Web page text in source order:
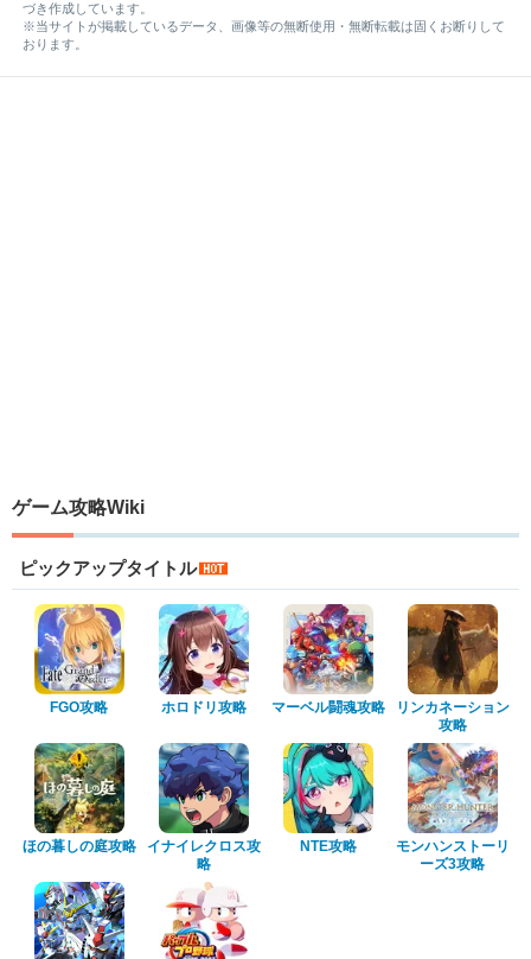
づき作成しています。
※当サイトが掲載しているデータ、画像等の無断使用・無断転載は固くお断りして
おります。
ゲーム攻略Wiki
ピックアップタイトル
FGO攻略 ホロドリ攻略 マーベル闘魂攻略
リンカネーション
攻略
ほの暮しの庭攻略
イナイレクロス攻
略
NTE攻略
モンハンストーリ
ーズ3攻略